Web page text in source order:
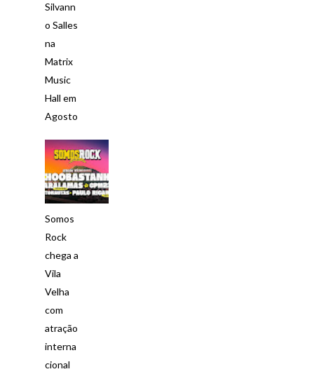
Silvann
o Salles
na
Matrix
Music
Hall em
Agosto
Somos
Rock
chega a
Vila
Velha
com
atração
interna
cional